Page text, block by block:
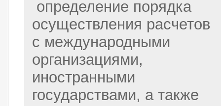
определение порядка
осуществления расчетов
с международными
организациями,
иностранными
государствами, а также